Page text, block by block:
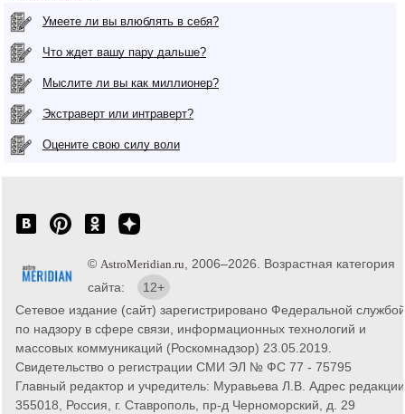
Умеете ли вы влюблять в себя?
Что ждет вашу пару дальше?
Мыслите ли вы как миллионер?
Экстраверт или интраверт?
Оцените свою силу воли
© AstroMeridian.ru , 2006–2026. Возрастная категория
сайта:
12+
Сетевое издание (сайт) зарегистрировано Федеральной службой
по надзору в сфере связи, информационных технологий и
массовых коммуникаций (Роскомнадзор) 23.05.2019.
Свидетельство о регистрации СМИ ЭЛ № ФС 77 - 75795
Главный редактор и учредитель: Муравьева Л.В. Адрес
355018, Россия, г. Ставрополь, пр-д Черноморский, д. 29